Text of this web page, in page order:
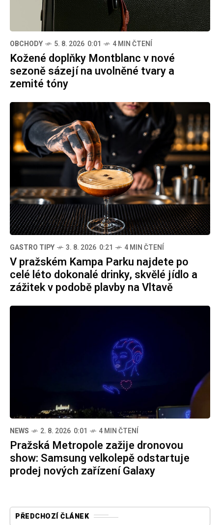
OBCHODY 5. 8. 2026 0:01 4 MIN ČTENÍ
Kožené doplňky Montblanc v nové
sezoně sázejí na uvolněné tvary a
zemité tóny
GASTRO TIPY 3. 8. 2026 0:21 4 MIN ČTENÍ
V pražském Kampa Parku najdete po
celé léto dokonalé drinky, skvělé jídlo a
zážitek v podobě plavby na Vltavě
NEWS 2. 8. 2026 0:01 4 MIN ČTENÍ
Pražská Metropole zažije dronovou
show: Samsung velkolepě odstartuje
prodej nových zařízení Galaxy
PŘEDCHOZÍ ČLÁNEK